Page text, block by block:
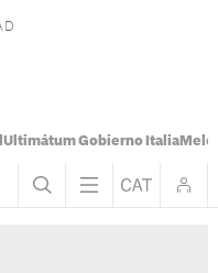
Ultimátum Gobierno Italia